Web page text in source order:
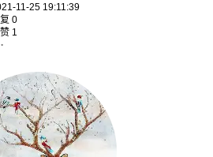
11-25 19:11:39
0
1